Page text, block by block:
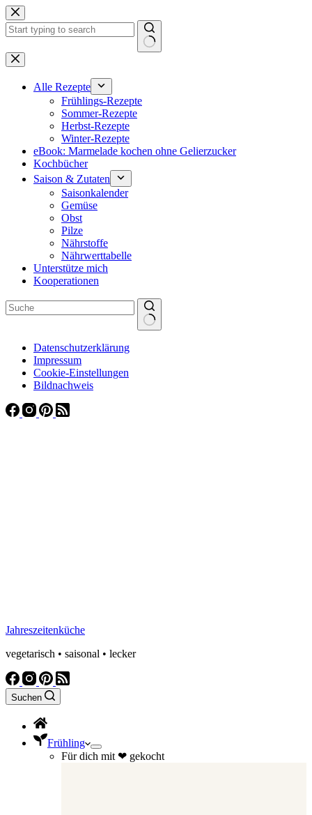
Zum
Inhalt
springen
Keine
Ergebnisse
Alle Rezepte
Frühlings-Rezepte
Sommer-Rezepte
Herbst-Rezepte
Winter-Rezepte
eBook: Marmelade kochen ohne Gelierzucker
Kochbücher
Saison & Zutaten
Saisonkalender
Gemüse
Obst
Pilze
Nährstoffe
Nährwerttabelle
Unterstütze mich
Kooperationen
Datenschutzerklärung
Impressum
Cookie-Einstellungen
Bildnachweis
Jahreszeitenküche
vegetarisch • saisonal • lecker
Suchen
Frühling
Für dich mit ❤ gekocht